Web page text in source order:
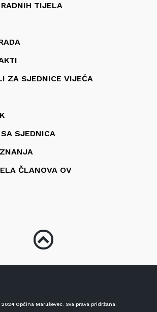
TIJELA
ZA SJEDNICE VIJEĆA
SJEDNICA
ČLANOVA OV
Općina Maruševec. Sva prava pridržana.